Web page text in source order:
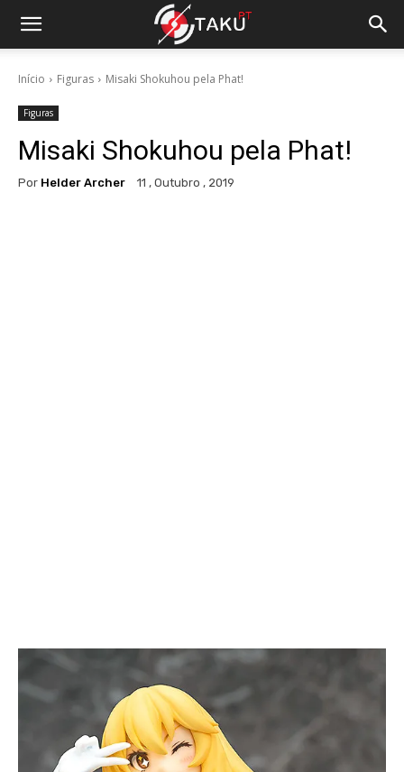
Início Figuras Misaki Shokuhou pela Phat!
Figuras
Misaki Shokuhou pela Phat!
Por Helder Archer 11 , Outubro , 2019